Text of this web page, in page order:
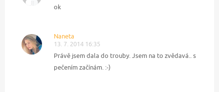
ok
Naneta
13. 7. 2014 16:35
Právě jsem dala do trouby. Jsem na to zvědavá.. s
pečením začínám. :-)